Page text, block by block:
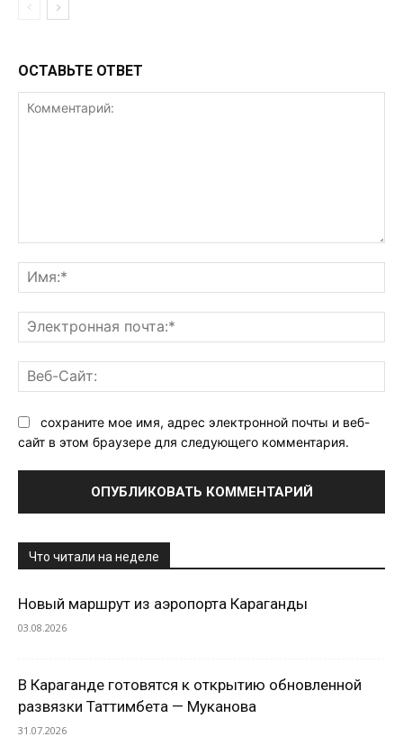
ОСТАВЬТЕ ОТВЕТ
сохраните мое имя, адрес электронной почты и веб-
сайт в этом браузере для следующего комментария.
Что читали на неделе
Новый маршрут из аэропорта Караганды
03.08.2026
В Караганде готовятся к открытию обновленной
развязки Таттимбета — Муканова
31.07.2026